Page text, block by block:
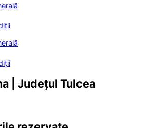
| Județul Tulcea